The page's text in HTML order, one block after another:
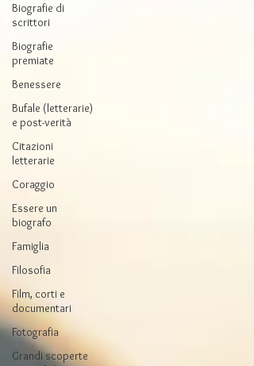
Biografie di
scrittori
Biografie
premiate
Benessere
Bufale (letterarie)
e post-verità
Citazioni
letterarie
Coraggio
Essere un
biografo
Famiglia
Filosofia
Film, corti e
documentari
Fotografia
Grandi scoperte